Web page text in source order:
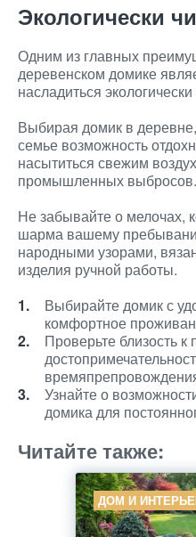
Экологически
Одним из главных
деревенском домике
насладиться
Выбирая домик в
семье возможность
насытиться свежим
промышленных выбросов.
Не забывайте о мелочах,
шарма вашему
народными узорами,
изделия ручной работы.
Выбирайте домик с
комфортное
Проверьте близость
Узнайте о
домика для
Читайте также:
ДОМ И